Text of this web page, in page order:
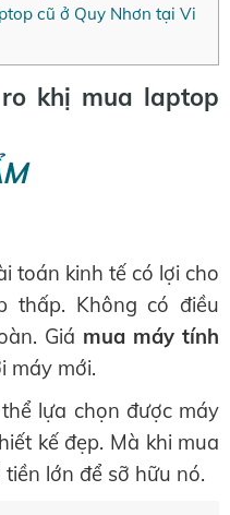
cũ ở Quy Nhơn tại Vi
khị mua laptop
toán kinh tế có lợi cho
thấp. Không có điều
Giá mua máy tính
máy mới.
lựa chọn được máy
kế đẹp. Mà khi mua
lớn để sỡ hữu nó.